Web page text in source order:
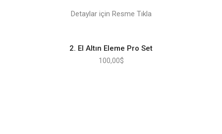
Detaylar için Resme Tıkla
2. El Altın Eleme Pro Set
100,00$